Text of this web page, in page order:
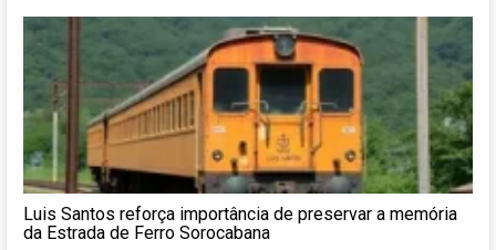
Luis Santos reforça importância de preservar a memória
da Estrada de Ferro Sorocabana